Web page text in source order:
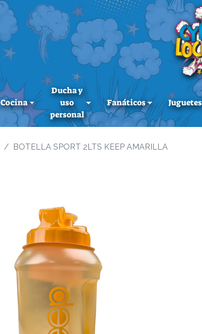
Cocina
Ducha y
uso
personal
Fanáticos Juguetes
BOTELLA SPORT 2LTS KEEP AMARILLA